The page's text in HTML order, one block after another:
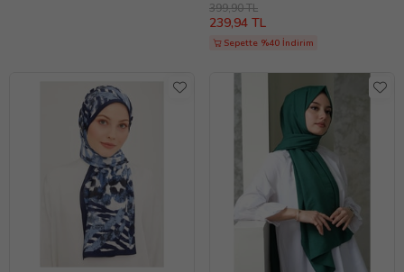
399,90 TL
239,94 TL
Sepette %40 İndirim